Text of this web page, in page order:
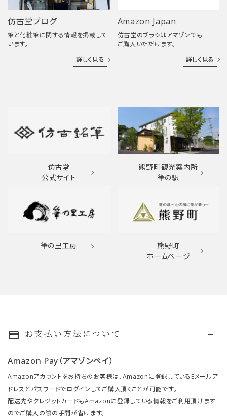
仿古堂ブログ
筆と化粧筆に関する情報を掲載して
います。
詳しく見る
Amazon Japan
仿古堂のブラシはアマゾンでも
ご購入いただけます。
詳しく見る
仿古堂
公式サイト
熊野町観光案内所
筆の駅
筆の里工房
熊野町
ホームページ
payment お支払い方法について
Amazon Pay（アマゾンペイ）
Amazonアカウントをお持ちのお客様は、Amazonに登録しているEメールア
ドレスとパスワードでログインしてご購入頂くことが可能です。
配送先やクレジットカードもAmazonに登録している情報をご利用頂けます
のでご購入の際の手間が省けます。